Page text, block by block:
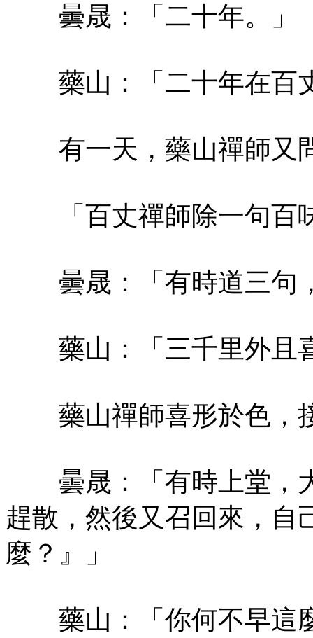
曇晟：「二十年。」
藥山：「二十年在百
有一天，藥山禪師又
「百丈禪師除一句百
曇晟：「有時道三句
藥山：「三千里外且
藥山禪師喜形於色，
曇晟：「有時上堂，
趕散，然後又召回來，自
麼？』」
藥山：「你何不早這